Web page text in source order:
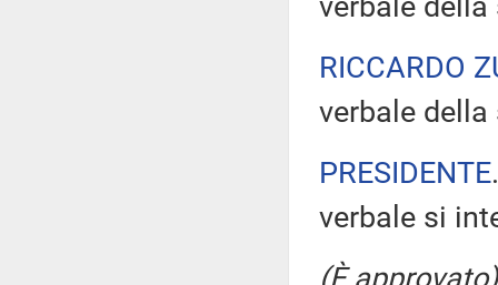
RICCARDO
verbale
PRESIDENTE
verbale si